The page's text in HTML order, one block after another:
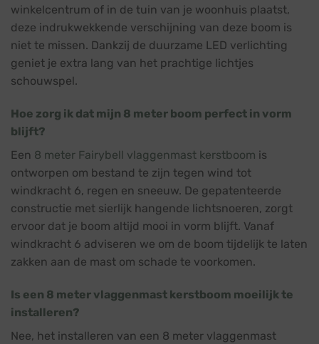
winkelcentrum of in de tuin van je woonhuis plaatst,
deze indrukwekkende verschijning van deze boom is
niet te missen. Dankzij de duurzame LED verlichting
geniet je extra lang van het prachtige lichtjes
schouwspel.
Hoe zorg ik dat mijn 8 meter boom perfect in vorm
blijft?
Een 8 meter Fairybell vlaggenmast kerstboom is
ontworpen om bestand te zijn tegen wind tot
windkracht 6, regen en sneeuw. De gepatenteerde
constructie met sierlijk hangende lichtsnoeren, zorgt
ervoor dat je boom altijd mooi in vorm blijft. Vanaf
windkracht 6 adviseren we om de boom tijdelijk te laten
zakken aan de mast om schade te voorkomen.
Is een 8 meter vlaggenmast kerstboom moeilijk te
installeren?
Nee, het installeren van een 8 meter vlaggenmast